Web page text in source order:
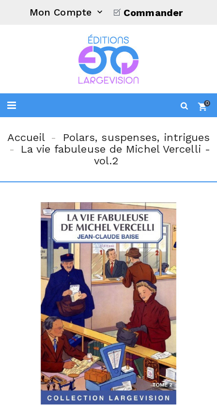
Mon Compte  Commander
0
Accueil
Polars, suspenses, intrigues
La vie fabuleuse de Michel Vercelli -
vol.2